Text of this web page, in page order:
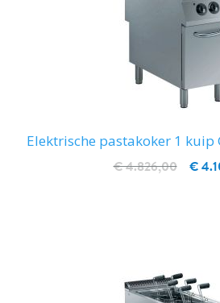
Elektrische pastakoker 1 kuip
€
€ 4.826,00